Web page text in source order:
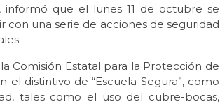
informó que el lunes 11 de octubre se
con una serie de acciones de seguridad
Comisión Estatal para la Protección de
el distintivo de “Escuela Segura”, como
tales como el uso del cubre-bocas,